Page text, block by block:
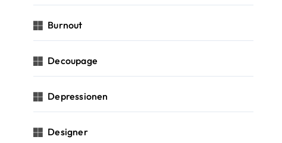
Burnout
Decoupage
Depressionen
Designer